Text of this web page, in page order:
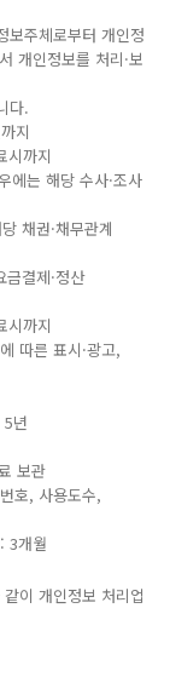
주체로부터 개인정
개인정보를 처리·보
다.
지
시까지
에는 해당 수사·조사
채권·채무관계
결제·정산
시까지
따른 표시·광고,
년
보관
호, 사용도수,
3개월
이 개인정보 처리업